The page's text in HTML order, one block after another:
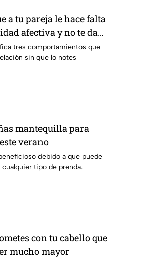
a tu pareja le hace falta
afectiva y no te das
psicología
tres comportamientos que
sin que lo notes
mantequilla para
verano
debido a que puede
tipo de prenda.
con tu cabello que
mucho mayor